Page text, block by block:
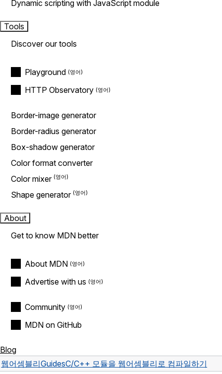
Dynamic scripting with JavaScript module
Tools
Discover our tools
Playground
HTTP Observatory
Border-image generator
Border-radius generator
Box-shadow generator
Color format converter
Color mixer
Shape generator
About
Get to know MDN better
About MDN
Advertise with us
Community
MDN on GitHub
Blog
웹어셈블리GuidesC/C++ 모듈을 웹어셈블리로 컴파일하기